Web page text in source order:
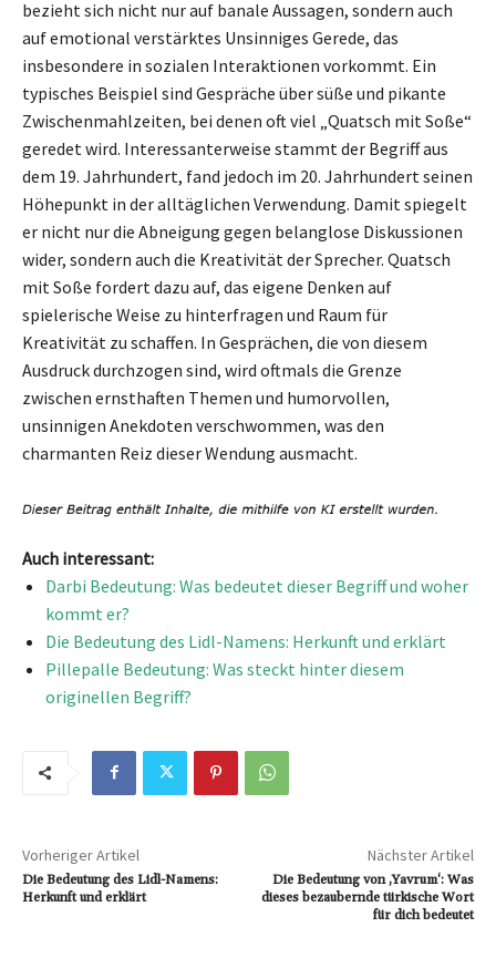
bezieht sich nicht nur auf banale Aussagen, sondern auch
auf emotional verstärktes Unsinniges Gerede, das
insbesondere in sozialen Interaktionen vorkommt. Ein
typisches Beispiel sind Gespräche über süße und pikante
Zwischenmahlzeiten, bei denen oft viel „Quatsch mit Soße“
geredet wird. Interessanterweise stammt der Begriff aus
dem 19. Jahrhundert, fand jedoch im 20. Jahrhundert seinen
Höhepunkt in der alltäglichen Verwendung. Damit spiegelt
er nicht nur die Abneigung gegen belanglose Diskussionen
wider, sondern auch die Kreativität der Sprecher. Quatsch
mit Soße fordert dazu auf, das eigene Denken auf
spielerische Weise zu hinterfragen und Raum für
Kreativität zu schaffen. In Gesprächen, die von diesem
Ausdruck durchzogen sind, wird oftmals die Grenze
zwischen ernsthaften Themen und humorvollen,
unsinnigen Anekdoten verschwommen, was den
charmanten Reiz dieser Wendung ausmacht.
Auch interessant:
Darbi Bedeutung: Was bedeutet dieser Begriff und woher
kommt er?
Die Bedeutung des Lidl-Namens: Herkunft und erklärt
Pillepalle Bedeutung: Was steckt hinter diesem
originellen Begriff?
Vorheriger Artikel
Die Bedeutung des Lidl-Namens:
Herkunft und erklärt
Nächster Artikel
Die Bedeutung von ‚Yavrum‘: Was
dieses bezaubernde türkische Wort
für dich bedeutet